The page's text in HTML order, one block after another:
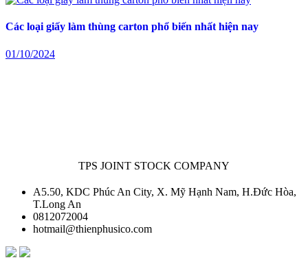
Các loại giấy làm thùng carton phổ biến nhất hiện nay
01/10/2024
TPS JOINT STOCK COMPANY
A5.50, KDC Phúc An City, X. Mỹ Hạnh Nam, H.Đức Hòa,
T.Long An
0812072004
hotmail@thienphusico.com